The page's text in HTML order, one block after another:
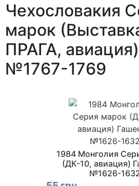
Чехословакия
марок
ПРАГА,
№1767-1769
1984 Монголия
(ДК-10, авиация)
№1626-